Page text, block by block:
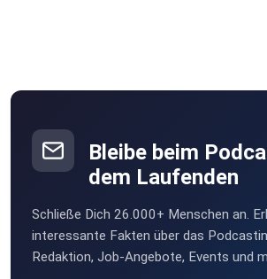
Bleibe beim
dem Laufenden
Schließe Dich 26.000+ Menschen an.
interessante Fakten über das
Redaktion, Job-Angebote, Events und